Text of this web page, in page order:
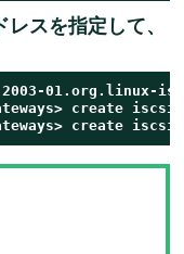
レスを指定して、
01.org.linux-
create iscsi2